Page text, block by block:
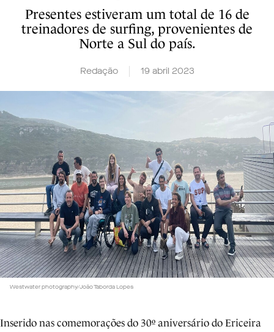
Presentes estiveram um total de 16 de
treinadores de surfing, provenientes de
Norte a Sul do país.
Redação 19 abril 2023
Westwater photography/João Taborda Lopes
Inserido nas comemorações do 30º aniversário do Ericeira